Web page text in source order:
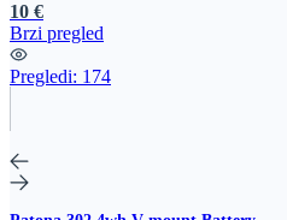
10 €
Brzi pregled
Pregledi: 174